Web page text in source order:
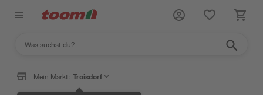
Mein Markt: Troisdorf